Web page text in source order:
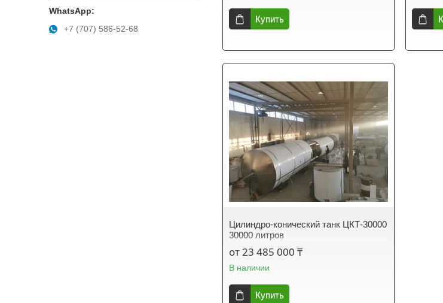
Купить
Цилиндро-конический танк ЦКТ-30000
30000 литров
от 23 485 000 ₸
В наличии
Купить
+7 (707) 586-52-68